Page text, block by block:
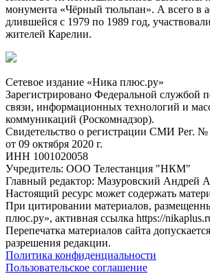
монумента «Чёрный тюльпан». А всего в
длившейся с 1979 по 1989 год,
жителей Карелии.
Сетевое издание «Ника плюс.ру»
Зарегистрировано Федеральной службой
связи, информационных технологий и
коммуникаций (Роскомнадзор).
Свидетельство о регистрации СМИ Рег.
от 09 октября 2020 г.
ИНН 1001020058
Учредитель: ООО Телестанция "НКМ"
Главный редактор: Мазуровский Андрей
Настоящий ресурс может содержать
При цитировании материалов,
плюс.ру», активная ссылка https://
Перепечатка материалов сайта
разрешения редакции.
Политика конфиденциальности
Пользовательское соглашение